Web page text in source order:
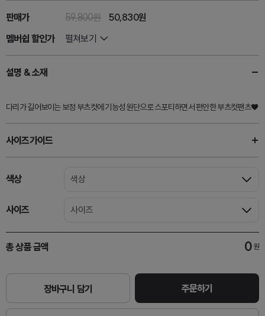
판매가 59,800원 50,830원
멤버쉽 할인가
펼쳐보기
설명 & 소재
다리가 길어보이는 보정 부츠컷에 기능성 원단으로 스포티하면서 편안한 부츠컷팬츠♥
사이즈가이드
색상 색상
사이즈 사이즈
총 상품 금액 0 원
장바구니 담기 주문하기